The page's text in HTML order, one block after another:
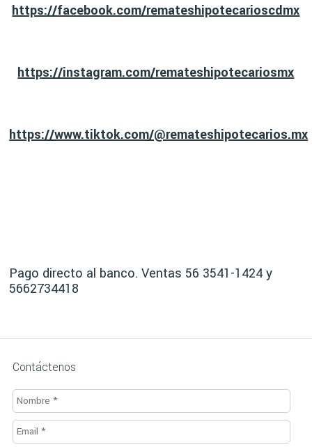
https://facebook.com/remateshipotecarioscdmx
https://instagram.com/remateshipotecariosmx
https://www.tiktok.com/@remateshipotecarios.mx
Pago directo al banco. Ventas 56 3541-1424 y
5662734418
Contáctenos